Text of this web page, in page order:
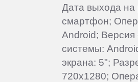
Дата выхода на
смартфон;
Android;
системы:
экрана: 5";
720x1280;